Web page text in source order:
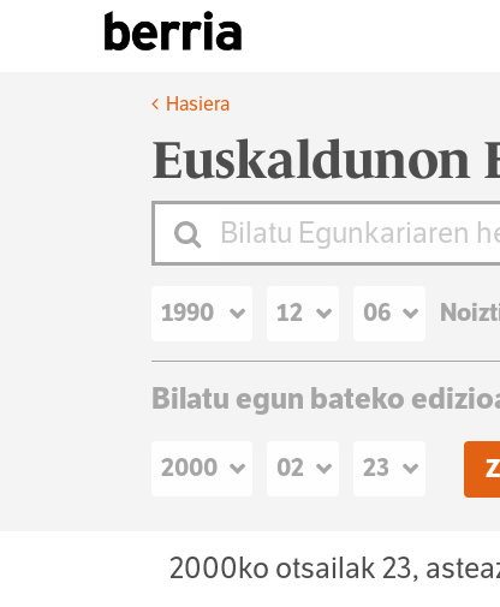
Hasiera
Euskaldunon
Bilatu egun bateko
2000ko otsailak 23,